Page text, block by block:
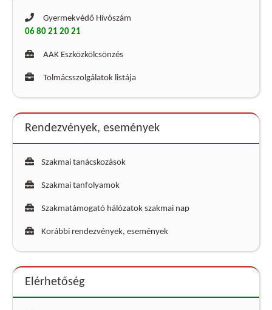
Gyermekvédő Hívószám
06 80 21 20 21
AAK Eszközkölcsönzés
Tolmácsszolgálatok listája
Rendezvények, események
Szakmai tanácskozások
Szakmai tanfolyamok
Szakmatámogató hálózatok szakmai nap
Korábbi rendezvények, események
Elérhetőség